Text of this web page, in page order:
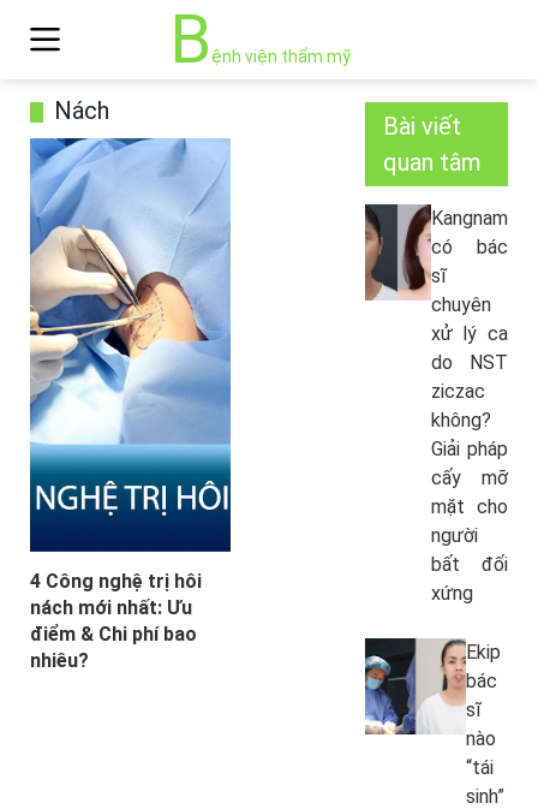
Bệnh viện thẩm mỹ
Nách
4 Công nghệ trị hôi
nách mới nhất: Ưu
điểm & Chi phí bao
nhiêu?
Bài viết
quan tâm
Kangnam
có bác
sĩ
chuyên
xử lý ca
do NST
ziczac
không?
Giải pháp
cấy mỡ
mặt cho
người
bất đối
xứng
Ekip
bác
sĩ
nào
“tái
sinh”